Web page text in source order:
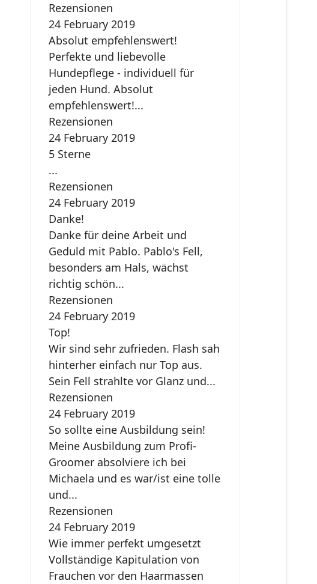
Rezensionen
24 February 2019
Absolut empfehlenswert!
Perfekte und liebevolle
Hundepflege - individuell für
jeden Hund. Absolut
empfehlenswert!...
Rezensionen
24 February 2019
5 Sterne
...
Rezensionen
24 February 2019
Danke!
Danke für deine Arbeit und
Geduld mit Pablo. Pablo's Fell,
besonders am Hals, wächst
richtig schön...
Rezensionen
24 February 2019
Top!
Wir sind sehr zufrieden. Flash sah
hinterher einfach nur Top aus.
Sein Fell strahlte vor Glanz und...
Rezensionen
24 February 2019
So sollte eine Ausbildung sein!
Meine Ausbildung zum Profi-
Groomer absolviere ich bei
Michaela und es war/ist eine tolle
und...
Rezensionen
24 February 2019
Wie immer perfekt umgesetzt
Vollständige Kapitulation von
Frauchen vor den Haarmassen